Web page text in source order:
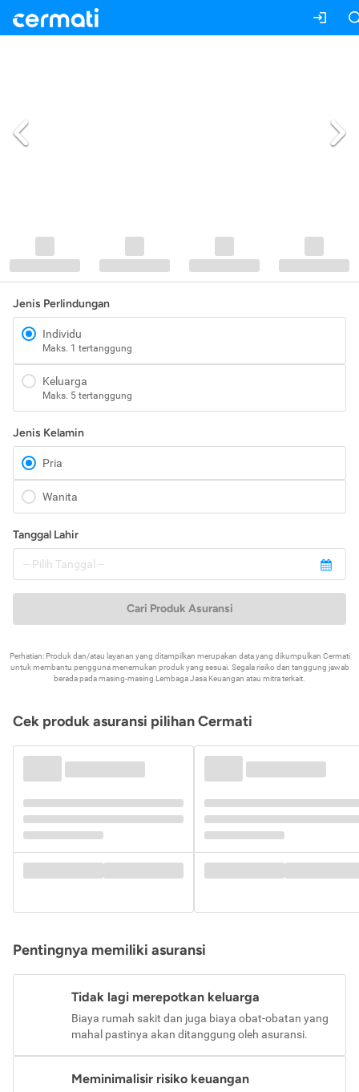
Jenis Perlindungan
Individu
Maks. 1 tertanggung
Keluarga
Maks. 5 tertanggung
Jenis Kelamin
Pria
Wanita
Tanggal Lahir
Cari Produk Asuransi
Perhatian: Produk dan/atau layanan yang ditampilkan merupakan data yang dikumpulkan Cermati
untuk membantu pengguna menemukan produk yang sesuai. Segala risiko dan tanggung jawab
berada pada masing-masing Lembaga Jasa Keuangan atau mitra terkait.
Cek produk asuransi pilihan Cermati
Pentingnya memiliki asuransi
Tidak lagi merepotkan keluarga
Biaya rumah sakit dan juga biaya obat-obatan yang
mahal pastinya akan ditanggung oleh asuransi.
Meminimalisir risiko keuangan